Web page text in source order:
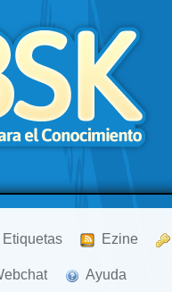
Etiquetas Ezine
Ayuda